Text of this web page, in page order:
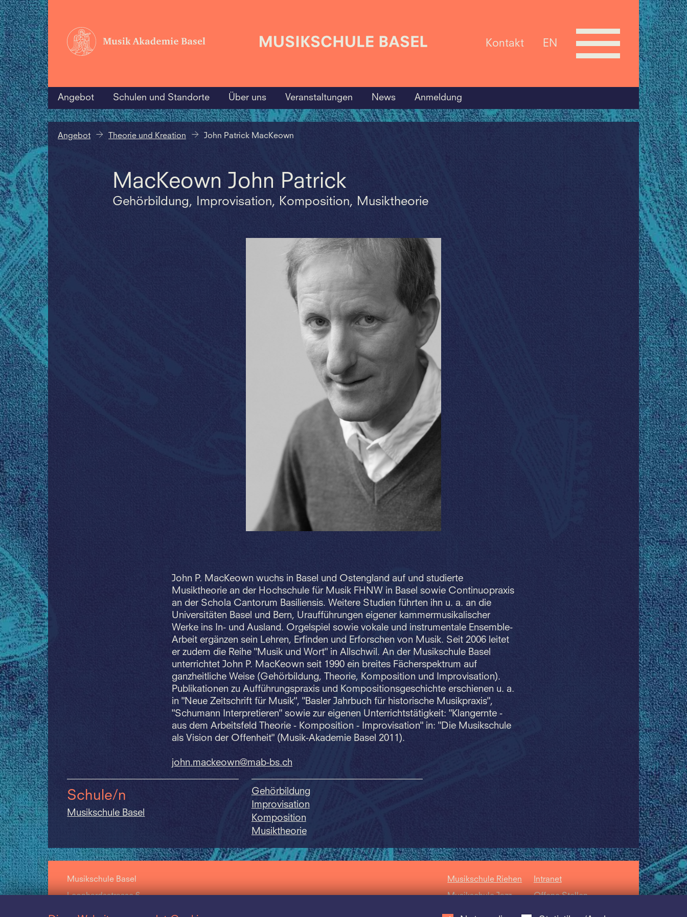
Kontakt EN
Angebot Schulen und Standorte Über uns Veranstaltungen News Anmeldung
Angebot Theorie und Kreation John Patrick MacKeown
MacKeown John Patrick
Gehörbildung, Improvisation, Komposition, Musiktheorie
John P. MacKeown wuchs in Basel und Ostengland auf und studierte
Musiktheorie an der Hochschule für Musik FHNW in Basel sowie Continuopraxis
an der Schola Cantorum Basiliensis. Weitere Studien führten ihn u. a. an die
Universitäten Basel und Bern, Uraufführungen eigener kammermusikalischer
Werke ins In- und Ausland. Orgelspiel sowie vokale und instrumentale Ensemble-
Arbeit ergänzen sein Lehren, Erfinden und Erforschen von Musik. Seit 2006 leitet
er zudem die Reihe "Musik und Wort" in Allschwil. An der Musikschule Basel
unterrichtet John P. MacKeown seit 1990 ein breites Fächerspektrum auf
ganzheitliche Weise (Gehörbildung, Theorie, Komposition und Improvisation).
Publikationen zu Aufführungspraxis und Kompositionsgeschichte erschienen u. a.
in "Neue Zeitschrift für Musik", "Basler Jahrbuch für historische Musikpraxis",
"Schumann Interpretieren" sowie zur eigenen Unterrichtstätigkeit: "Klangernte -
aus dem Arbeitsfeld Theorie - Komposition - Improvisation" in: "Die Musikschule
als Vision der Offenheit" (Musik-Akademie Basel 2011).
john.mackeown@mab-bs.ch
Schule/n
Musikschule Basel
Gehörbildung
Improvisation
Komposition
Musiktheorie
Musikschule Basel
Leonhardsstrasse 6
Musikschule Riehen
Musikschule Jazz
Musikschule der
Intranet
Offene Stellen